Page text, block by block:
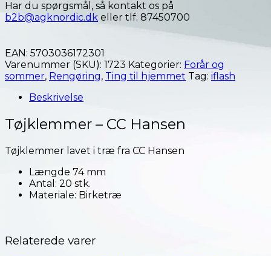
Har du spørgsmål, så kontakt os på
b2b@agknordic.dk eller tlf. 87450700
EAN: 5703036172301
Varenummer (SKU): 1723 Kategorier: Forår og
sommer, Rengøring, Ting til hjemmet Tag: iflash
Beskrivelse
Tøjklemmer – CC Hansen
Tøjklemmer lavet i træ fra CC Hansen
Længde 74 mm
Antal: 20 stk.
Materiale: Birketræ
Relaterede varer